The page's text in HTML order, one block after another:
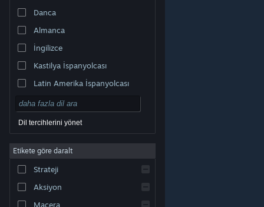
markalar, ABD ve diğer ülkelerde ilgili sahiplerinin
Erişilebilirlik |
Çerezler
Danca
Almanca
İngilizce
Kastilya İspanyolcası
Latin Amerika İspanyolcası
Dil tercihlerini yönet
Etikete göre daralt
Strateji
Aksiyon
Macera